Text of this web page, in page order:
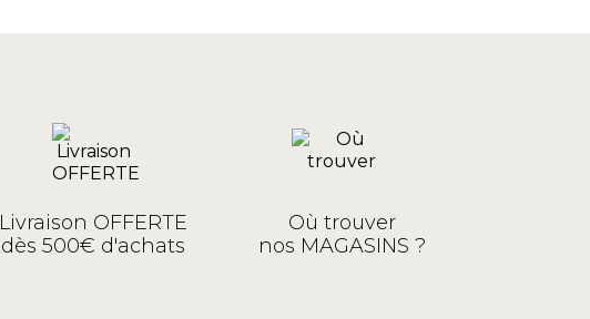
Livraison OFFERTE
dès 500€ d'achats
Où trouver
nos MAGASINS ?